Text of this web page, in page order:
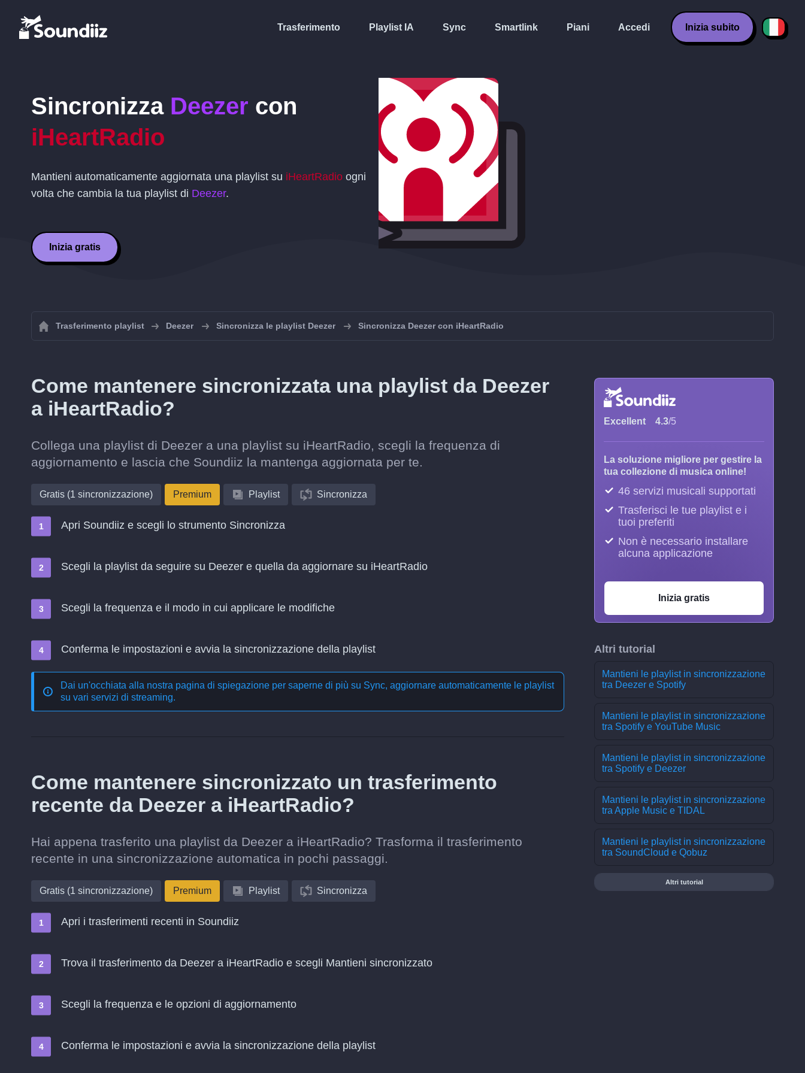
Trasferimento Playlist IA Sync Smartlink Piani Accedi Inizia subito
Sincronizza Deezer con
iHeartRadio
Mantieni automaticamente aggiornata una playlist su iHeartRadio ogni
volta che cambia la tua playlist di Deezer.
Inizia gratis
Trasferimento playlist Deezer Sincronizza le playlist Deezer Sincronizza Deezer con iHeartRadio
Come mantenere sincronizzata una playlist da Deezer
a iHeartRadio?
Collega una playlist di Deezer a una playlist su iHeartRadio, scegli la frequenza di
aggiornamento e lascia che Soundiiz la mantenga aggiornata per te.
Gratis (1 sincronizzazione) Premium Playlist Sincronizza
Apri Soundiiz e scegli lo strumento Sincronizza
Scegli la playlist da seguire su Deezer e quella da aggiornare su iHeartRadio
Scegli la frequenza e il modo in cui applicare le modifiche
Conferma le impostazioni e avvia la sincronizzazione della playlist
Dai un'occhiata alla nostra pagina di spiegazione per saperne di più su Sync, aggiornare automaticamente le playlist
su vari servizi di streaming.
Come mantenere sincronizzato un trasferimento
recente da Deezer a iHeartRadio?
Hai appena trasferito una playlist da Deezer a iHeartRadio? Trasforma il trasferimento
recente in una sincronizzazione automatica in pochi passaggi.
Gratis (1 sincronizzazione) Premium Playlist Sincronizza
Apri i trasferimenti recenti in Soundiiz
Trova il trasferimento da Deezer a iHeartRadio e scegli Mantieni sincronizzato
Scegli la frequenza e le opzioni di aggiornamento
Conferma le impostazioni e avvia la sincronizzazione della playlist
Excellent 4.3/5
La soluzione migliore per gestire la
tua collezione di musica online!
46 servizi musicali supportati
Trasferisci le tue playlist e i
tuoi preferiti
Non è necessario installare
alcuna applicazione
Inizia gratis
Altri tutorial
Mantieni le playlist in sincronizzazione
tra Deezer e Spotify
Mantieni le playlist in sincronizzazione
tra Spotify e YouTube Music
Mantieni le playlist in sincronizzazione
tra Spotify e Deezer
Mantieni le playlist in sincronizzazione
tra Apple Music e TIDAL
Mantieni le playlist in sincronizzazione
tra SoundCloud e Qobuz
Altri tutorial